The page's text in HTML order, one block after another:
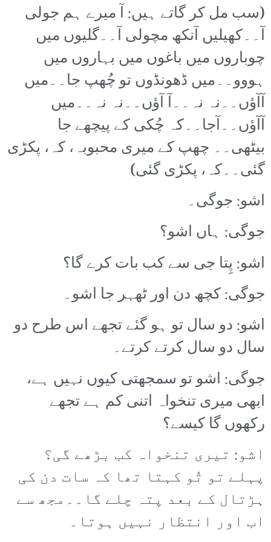
(سب مل کر گاتے ہیں: آ میرے ہم جولی
آ۔۔کھیلیں آنکھ مچولی آ۔۔گلیوں میں
چوباروں میں باغوں میں بہاروں میں
ہووو۔۔میں ڈھونڈوں تو چُھپ جا۔۔میں
آآؤں۔۔نہ نہ۔۔آ آؤں۔۔نہ نہ۔۔میں
آآؤں۔۔آجا۔۔کہ چُکی کے پیچھے جا
بیٹھی۔۔ چھپ کے میری محبوبہ، کہ، پکڑی
گئی۔۔کہ، پکڑی گئی)
اشو: جوگی۔
جوگی: ہاں اشو؟
اشو: پِتا جی سے کب بات کرے گا؟
جوگی: کچھ دن اور ٹھہر جا اشو۔
اشو: دو سال تو ہو گئے تجھے اس طرح دو
سال دو سال کرتے کرتے۔
جوگی: اشو تو سمجھتی کیوں نہیں ہے،
ابھی میری تنخواہ اتنی کم ہے تجھے
رکھوں گا کیسے؟
اشو: تیری تنخواہ کب بڑھے گی؟
پہلے تو تُو کہتا تھا کہ سات دن کی
ہڑتال کے بعد پتہ چلے گا۔۔مجھ سے
اب اور انتظار نہیں ہوتا۔